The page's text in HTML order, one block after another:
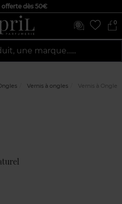
offerte dès 50€
0
une marque…...
Vernis à ongles Vernis à